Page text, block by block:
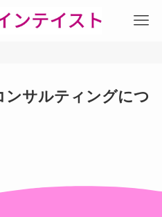
ンサルティングにつ